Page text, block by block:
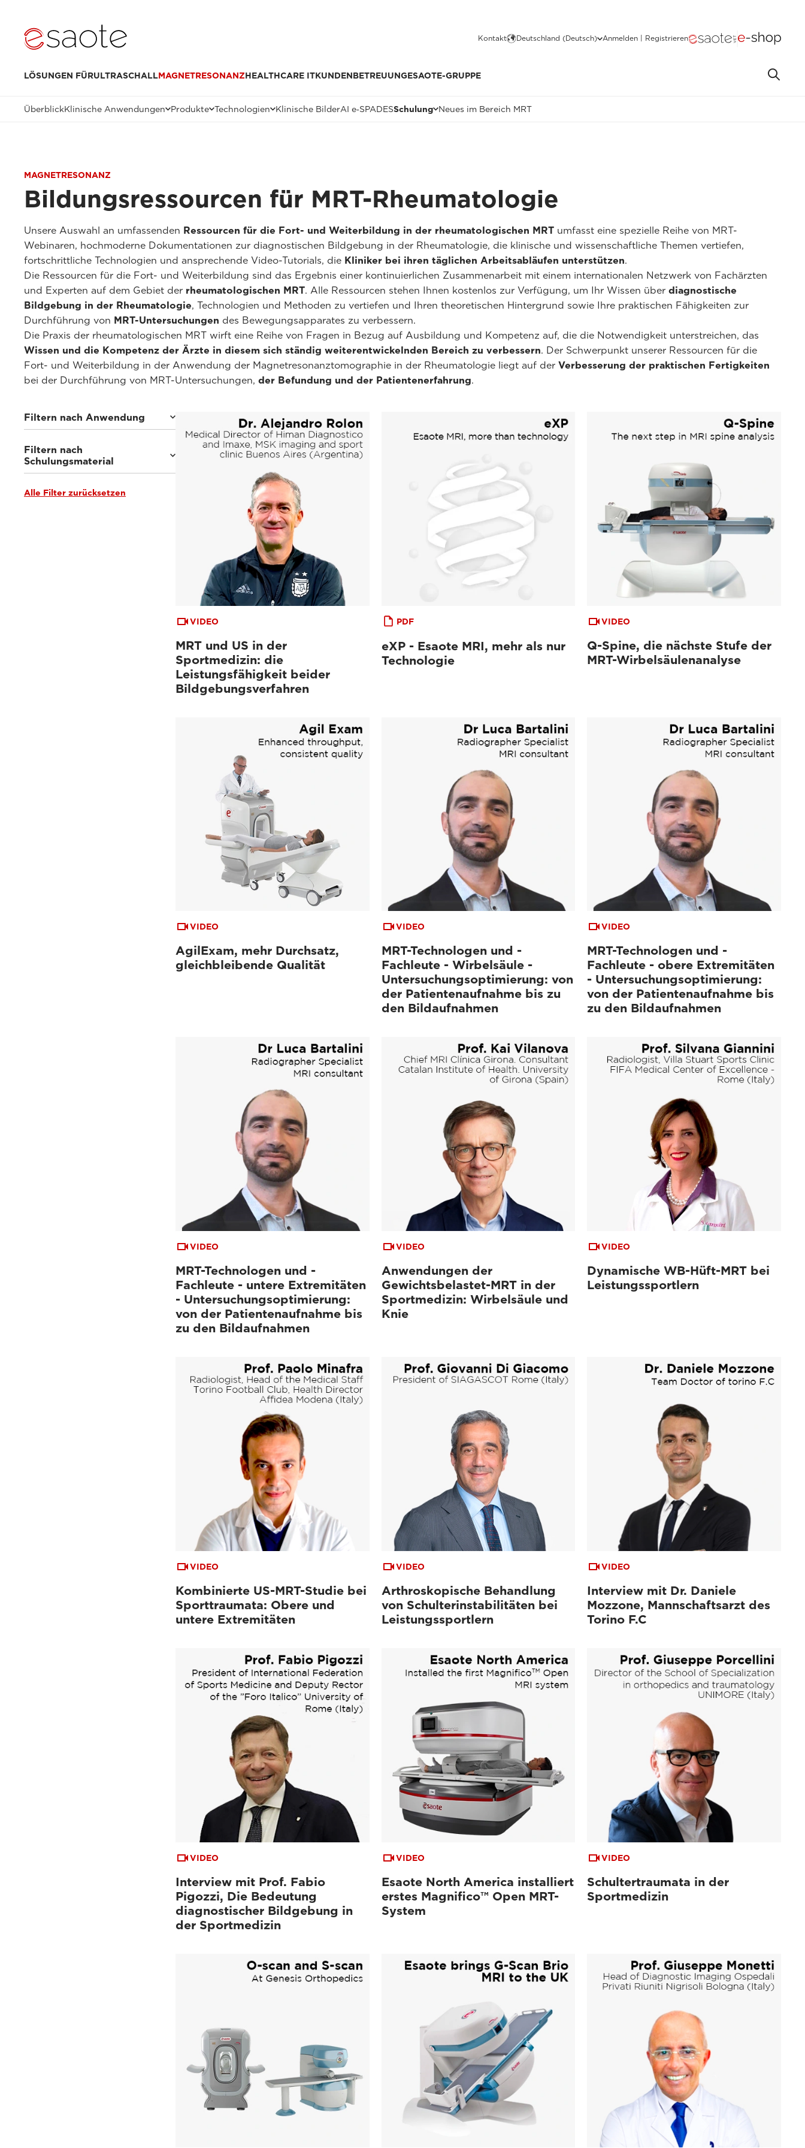
Kontakt Deutschland (Deutsch) Anmelden | Registrieren
LÖSUNGEN FÜRULTRASCHALLMAGNETRESONANZHEALTHCARE ITKUNDENBETREUUNGESAOTE-GRUPPE
ÜberblickKlinische Anwendungen Produkte Technologien Klinische BilderAI e‑SPADESSchulung Neues im Bereich MRT
MAGNETRESONANZ
Bildungsressourcen für MRT-Rheumatologie
Unsere Auswahl an umfassenden Ressourcen für die Fort- und Weiterbildung in der rheumatologischen MRT umfasst eine spezielle Reihe von MRT-
Webinaren, hochmoderne Dokumentationen zur diagnostischen Bildgebung in der Rheumatologie, die klinische und wissenschaftliche Themen vertiefen,
fortschrittliche Technologien und ansprechende Video-Tutorials, die Kliniker bei ihren täglichen Arbeitsabläufen unterstützen.
Die Ressourcen für die Fort- und Weiterbildung sind das Ergebnis einer kontinuierlichen Zusammenarbeit mit einem internationalen Netzwerk von Fachärzten
und Experten auf dem Gebiet der rheumatologischen MRT. Alle Ressourcen stehen Ihnen kostenlos zur Verfügung, um Ihr Wissen über diagnostische
Bildgebung in der Rheumatologie, Technologien und Methoden zu vertiefen und Ihren theoretischen Hintergrund sowie Ihre praktischen Fähigkeiten zur
Durchführung von MRT-Untersuchungen des Bewegungsapparates zu verbessern.
Die Praxis der rheumatologischen MRT wirft eine Reihe von Fragen in Bezug auf Ausbildung und Kompetenz auf, die die Notwendigkeit unterstreichen, das
Wissen und die Kompetenz der Ärzte in diesem sich ständig weiterentwickelnden Bereich zu verbessern. Der Schwerpunkt unserer Ressourcen für die
Fort- und Weiterbildung in der Anwendung der Magnetresonanztomographie in der Rheumatologie liegt auf der Verbesserung der praktischen Fertigkeiten
bei der Durchführung von MRT-Untersuchungen, der Befundung und der Patientenerfahrung.
Filtern nach Anwendung
Sportmedizinische Bildgebung
(29)
Bildgebung des
Gewichtsbelastet Bildgebung
(24)
Filtern nach
Schulungsmaterial
Webinars & Events(35)
Alle Filter zurücksetzen
VIDEO
MRT und US in der
Sportmedizin: die
Leistungsfähigkeit beider
Bildgebungsverfahren
PDF
eXP - Esaote MRI, mehr als nur
Technologie
VIDEO
Q-Spine, die nächste Stufe der
MRT-Wirbelsäulenanalyse
VIDEO
AgilExam, mehr Durchsatz,
gleichbleibende Qualität
VIDEO
MRT-Technologen und -
Fachleute - Wirbelsäule -
Untersuchungsoptimierung: von
der Patientenaufnahme bis zu
den Bildaufnahmen
VIDEO
MRT-Technologen und -
Fachleute - obere Extremitäten
- Untersuchungsoptimierung:
von der Patientenaufnahme bis
zu den Bildaufnahmen
VIDEO
MRT-Technologen und -
Fachleute - untere Extremitäten
- Untersuchungsoptimierung:
von der Patientenaufnahme bis
zu den Bildaufnahmen
VIDEO
Anwendungen der
Gewichtsbelastet-MRT in der
Sportmedizin: Wirbelsäule und
Knie
VIDEO
Dynamische WB-Hüft-MRT bei
Leistungssportlern
VIDEO
Kombinierte US-MRT-Studie bei
Sporttraumata: Obere und
untere Extremitäten
VIDEO
Arthroskopische Behandlung
von Schulterinstabilitäten bei
Leistungssportlern
VIDEO
Interview mit Dr. Daniele
Mozzone, Mannschaftsarzt des
Torino F.C
VIDEO
Interview mit Prof. Fabio
Pigozzi, Die Bedeutung
diagnostischer Bildgebung in
der Sportmedizin
VIDEO
Esaote North America installiert
erstes Magnifico™ Open MRT-
System
VIDEO
Schultertraumata in der
Sportmedizin